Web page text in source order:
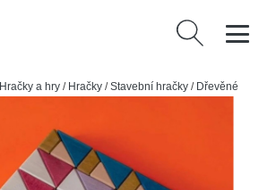
Vyhledávání
Hračky a hry / Hračky /Stavební hračky / Dřevěné